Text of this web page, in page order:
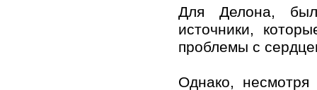
Для Делона,
источники,
проблемы с
Однако,